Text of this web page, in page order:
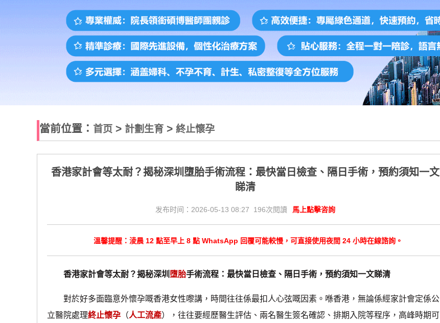
當前位置： 首页 > 計劃生育 > 終止懷孕
香港家計會等太耐？揭秘深圳墮胎手術流程：最快當日檢查、隔日手術，預約須知一文
睇清
发布时间：2026-05-13 08:27 196次閱讀 馬上點擊咨詢
溫馨提醒：淩晨 12 點至早上 8 點 WhatsApp 回覆可能較慢，可直接使用夜間 24 小時在線諮詢。
香港家計會等太耐？揭秘深圳 墮胎手術流程：最快當日檢查、隔日手術，預約須知一文睇清
對於好多面臨意外懷孕嘅香港女性嚟講，時間往往係最扣人心弦嘅因素。喺香港，無論係經家計會定係公
立醫院處理終止懷孕 （人工流產），往往要經歷醫生評估、兩名醫生簽名確認、排期入院等程序，高峰時期可